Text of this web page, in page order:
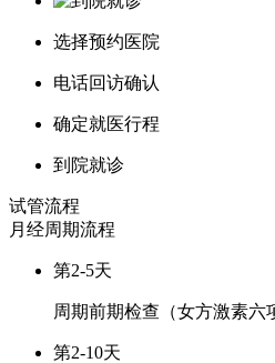
选择预约医院
电话回访确认
确定就医行程
到院就诊
试管流程
月经周期流程
第2-5天
周期前期检查（女方激素六
第2-10天